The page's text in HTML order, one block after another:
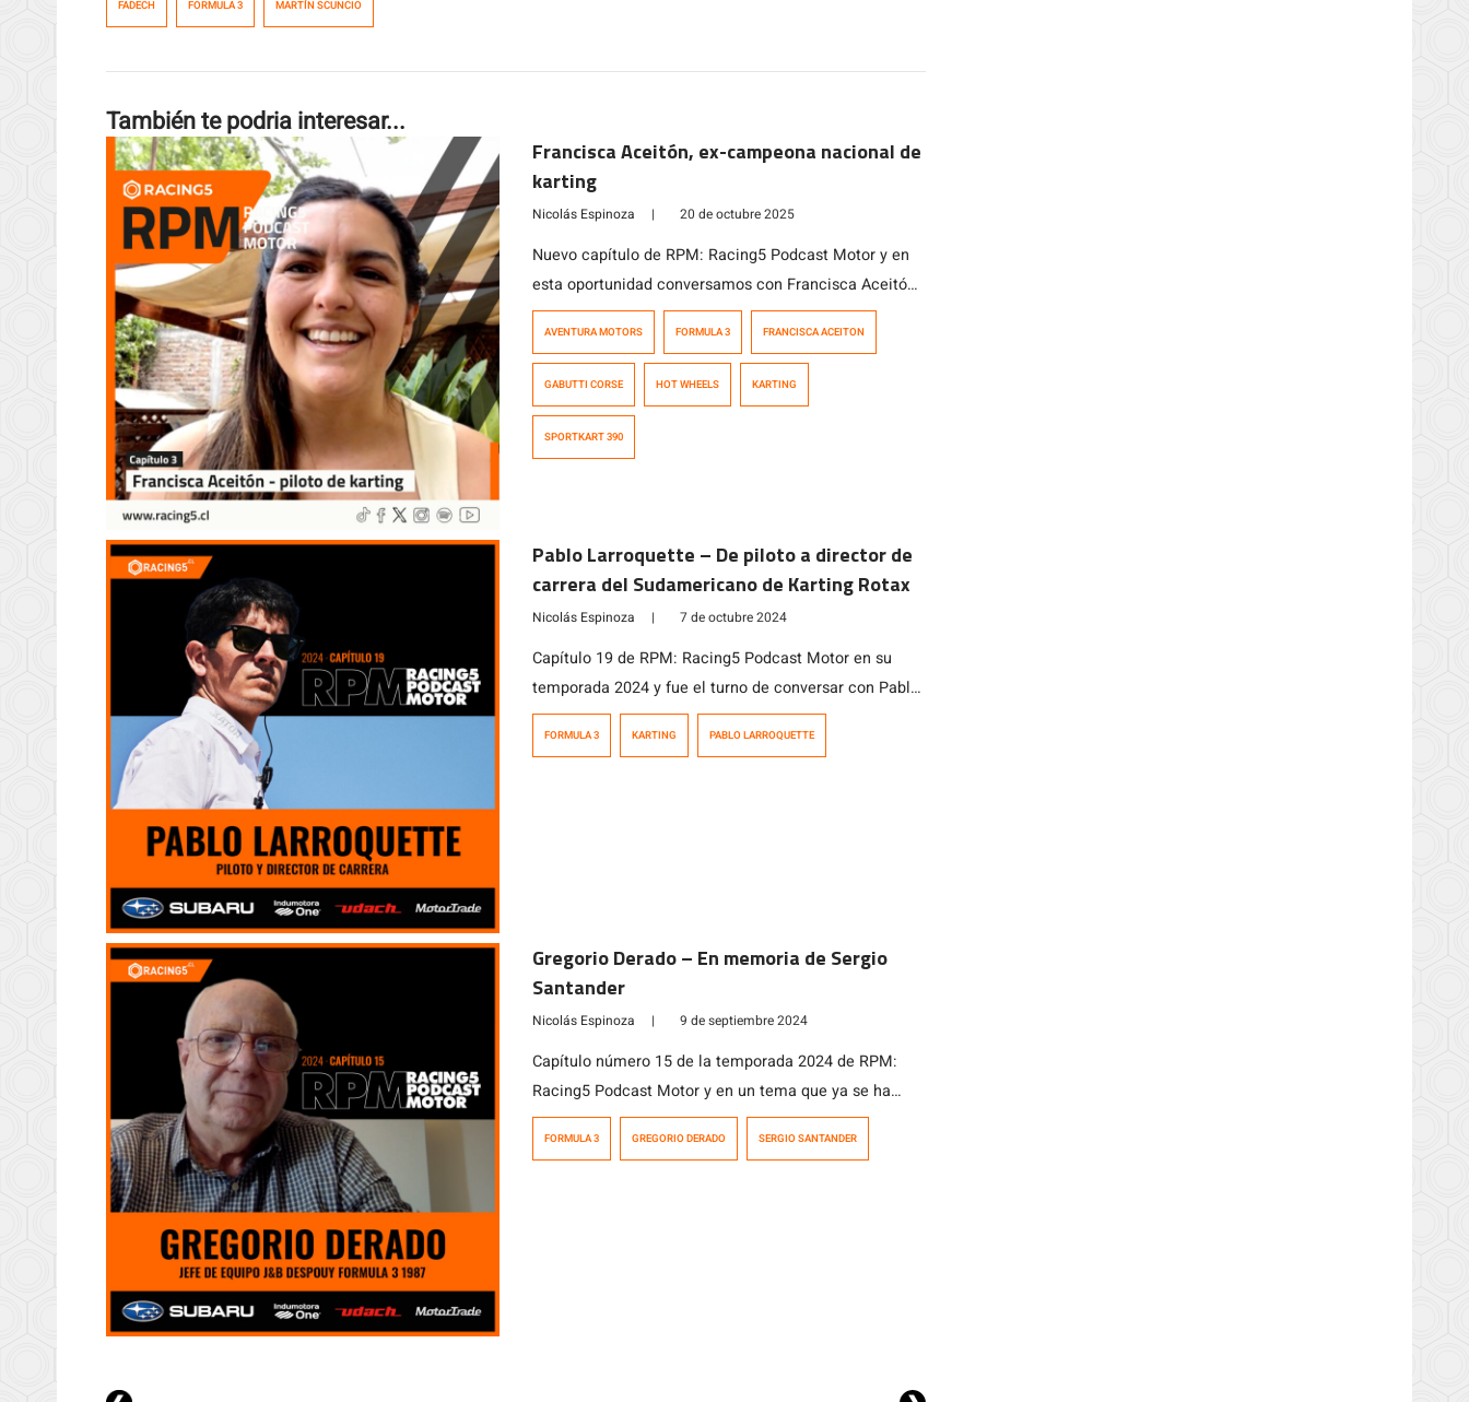
FADECH FORMULA 3 MARTÍN SCUNCIO
También te podria interesar...
Francisca Aceitón, ex-campeona nacional de
karting
Nicolás Espinoza | 20 de octubre 2025
Nuevo capítulo de RPM: Racing5 Podcast Motor y en
esta oportunidad conversamos con Francisca Aceitón,
ex-campeona nacional de karting quien también fuera
en su «terapia» y momento de relajo y esparcimiento
conversamos con la Fran en este programa […]
AVENTURA MOTORS FORMULA 3 FRANCISCA ACEITON
GABUTTI CORSE HOT WHEELS KARTING
SPORTKART 390
Pablo Larroquette – De piloto a director de
carrera del Sudamericano de Karting Rotax
Nicolás Espinoza | 7 de octubre 2024
Capítulo 19 de RPM: Racing5 Podcast Motor en su
temporada 2024 y fue el turno de conversar con Pablo
Larroquette, heredero de un apellido que es sinónimo
de automovilísmo en Chile y quien luego de correr en
FORMULA 3 KARTING PABLO LARROQUETTE
Gregorio Derado – En memoria de Sergio
Santander
Nicolás Espinoza | 9 de septiembre 2024
Capítulo número 15 de la temporada 2024 de RPM:
Racing5 Podcast Motor y en un tema que ya se ha
vuelto una constante en este temporada, hablamos de
FORMULA 3 GREGORIO DERADO SERGIO SANTANDER